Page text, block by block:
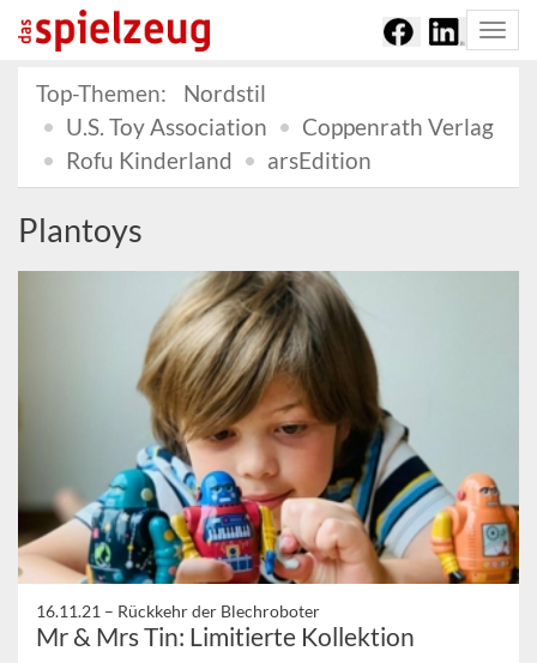
Top-Themen:
Nordstil
U.S. Toy Association
Coppenrath Verlag
Rofu Kinderland
arsEdition
Plantoys
16.11.21 – Rückkehr der Blechroboter
Mr & Mrs Tin: Limitierte Kollektion